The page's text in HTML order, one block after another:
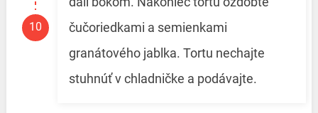
čučoriedkami a semienkami
granátového jablka. Tortu nechajte
stuhnúť v chladničke a podávajte.